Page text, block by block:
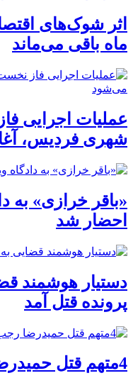
ماه باقی می‌ماند
عملیات اجرایی
شهری فردیس،
«باقر خرازی» به
احضار شد
دستیار هوشمند
پرونده قتل آمد
4متهم قتل حمیدرضا رجب‌زاده دستگیر شدند